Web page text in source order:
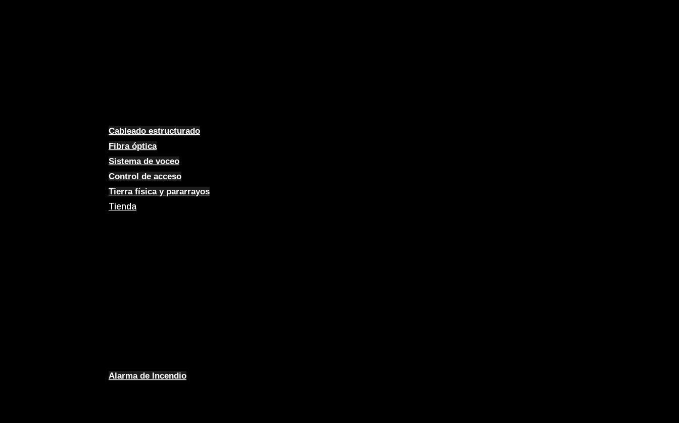
Cableado estructurado
Fibra óptica
Sistema de voceo
Control de acceso
Tierra física y pararrayos
Tienda
Alarma de Incendio